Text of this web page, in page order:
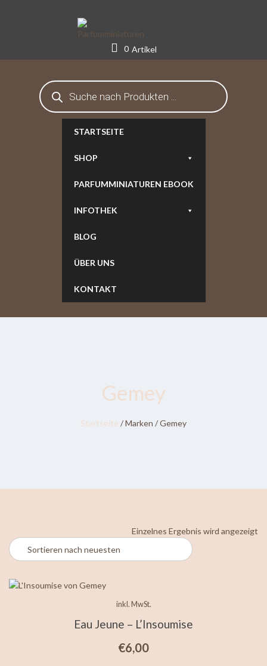
0 Artikel
STARTSEITE
SHOP
PARFUMMINIATUREN EBOOK
INFOTHEK
BLOG
ÜBER UNS
KONTAKT
Products
search
Gemey
Startseite / Marken / Gemey
Einzelnes Ergebnis wird angezeigt
inkl. MwSt.
Eau Jeune – L’Insoumise
€6,00